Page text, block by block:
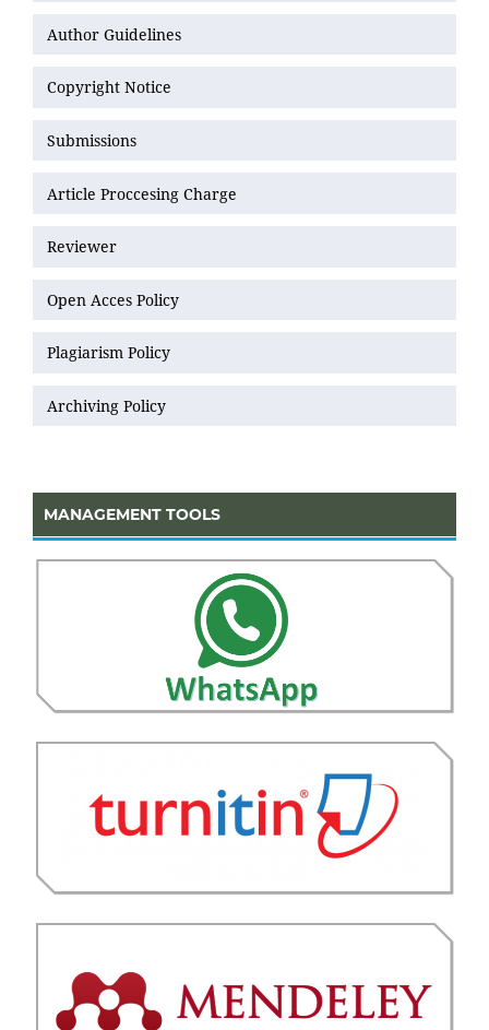
Author Guidelines
Copyright Notice
Submissions
Article Proccesing Charge
Reviewer
Open Acces Policy
Plagiarism Policy
Archiving Policy
MANAGEMENT TOOLS